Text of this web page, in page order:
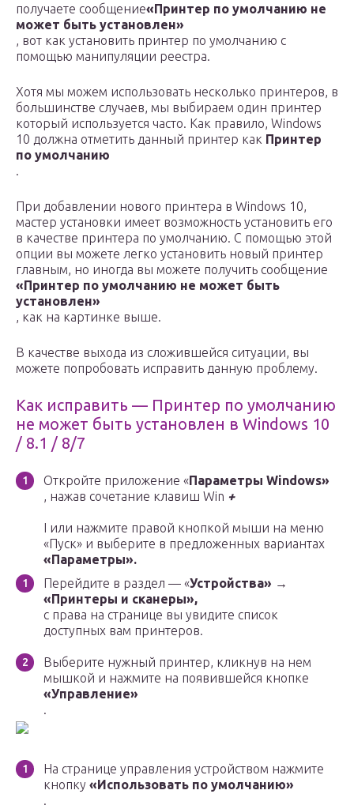
получаете сообщение«Принтер по умолчанию не
может быть установлен»
, вот как установить принтер по умолчанию с
помощью манипуляции реестра.
Хотя мы можем использовать несколько принтеров, в
большинстве случаев, мы выбираем один принтер
который используется часто. Как правило, Windows
10 должна отметить данный принтер как Принтер
по умолчанию
.
При добавлении нового принтера в Windows 10,
мастер установки имеет возможность установить его
в качестве принтера по умолчанию. С помощью этой
опции вы можете легко установить новый принтер
главным, но иногда вы можете получить сообщение
«Принтер по умолчанию не может быть
установлен»
, как на картинке выше.
В качестве выхода из сложившейся ситуации, вы
можете попробовать исправить данную проблему.
Как исправить — Принтер по умолчанию
не может быть установлен в Windows 10
/ 8.1 / 8/7
Откройте приложение «Параметры Windows»
, нажав сочетание клавиш Win +
I или нажмите правой кнопкой мыши на меню
«Пуск» и выберите в предложенных вариантах
«Параметры».
Перейдите в раздел — «Устройства» →
«Принтеры и сканеры»,
с права на странице вы увидите список
доступных вам принтеров.
Выберите нужный принтер, кликнув на нем
мышкой и нажмите на появившейся кнопке
«Управление»
.
На странице управления устройством нажмите
кнопку «Использовать по умолчанию»
.